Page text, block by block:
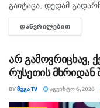
გა­ი­ტა­ცა, დე­დამ
ცა. ბავ­შვის ცხე­და­რი
ამო­ას­ვე­ნა. დე­დის
ᲓᲐᲬᲕᲠᲘᲚᲔᲑᲘᲗ
არ გამოვრიცხავ,
რუსეთის მხრიდან
BYᲛᲔᲒᲐ TV ᲐᲒᲕᲘᲡᲢᲝ 6, 2026